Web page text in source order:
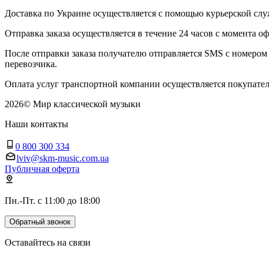
Доставка по Украине осуществляется с помощью
Отправка заказа осуществляется в течение 24 часов с момента
После отправки заказа получателю отправляется SMS с
перевозчика.
Оплата услуг транспортной компании осуществляется
2026© Мир классической музыки
Наши контакты
0 800 300 334
lviv@skm-music.com.ua
Публичная оферта
Пн.-Пт. с 11:00 до 18:00
Обратный звонок
Оставайтесь на связи